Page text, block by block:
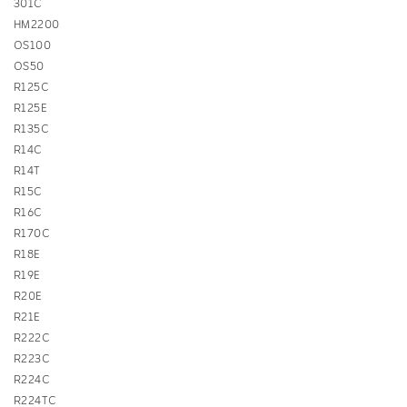
301C
HM2200
OS100
OS50
R125C
R125E
R135C
R14C
R14T
R15C
R16C
R170C
R18E
R19E
R20E
R21E
R222C
R223C
R224C
R224TC